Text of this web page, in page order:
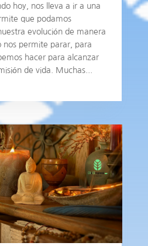
hoy, nos lleva a ir a una
que podamos
evolución de manera
nos permite parar, para
hacer para alcanzar
de vida. Muchas...